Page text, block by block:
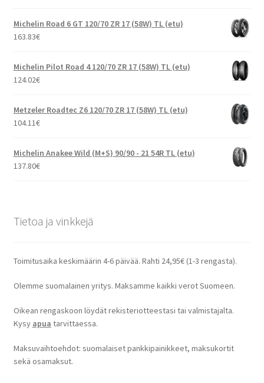
Michelin Road 6 GT 120/70 ZR 17 (58W) TL (etu)
163.83€
Michelin Pilot Road 4 120/70 ZR 17 (58W) TL (etu)
124.02€
Metzeler Roadtec Z6 120/70 ZR 17 (58W) TL (etu)
104.11€
Michelin Anakee Wild (M+S) 90/90 - 21 54R TL (etu)
137.80€
Tietoa ja vinkkejä
Toimitusaika keskimäärin 4-6 päivää. Rahti 24,95€ (1-3 rengasta).
Olemme suomalainen yritys. Maksamme kaikki verot Suomeen.
Oikean rengaskoon löydät rekisteriotteestasi tai valmistajalta.
Kysy apua tarvittaessa.
Maksuvaihtoehdot: suomalaiset pankkipainikkeet, maksukortit
sekä osamaksut.